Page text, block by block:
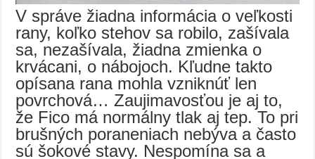
V správe žiadna informácia o veľkosti
rany, koľko stehov sa robilo, zašívala
sa, nezašívala, žiadna zmienka o
krvácani, o nábojoch. Kľudne takto
opísana rana mohla vzniknúť len
povrchová… Zaujimavosťou je aj to,
že Fico má normálny tlak aj tep. To pri
brušných poraneniach nebýva a často
sú šokové stavy. Nespomína sa a